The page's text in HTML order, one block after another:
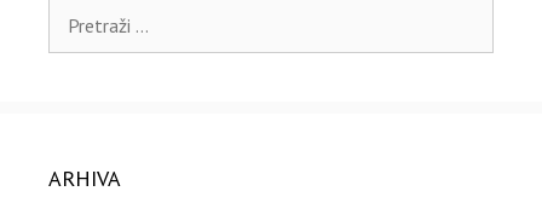
ARHIVA